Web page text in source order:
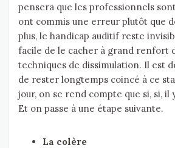
pensera que les professionnels
ont commis une erreur plutôt que
plus, le handicap auditif reste
facile de le cacher à grand renfort
techniques de dissimulation. Il est
de rester longtemps coincé à ce
jour, on se rend compte que si, si, il
Et on passe à une étape suivante.
La colère